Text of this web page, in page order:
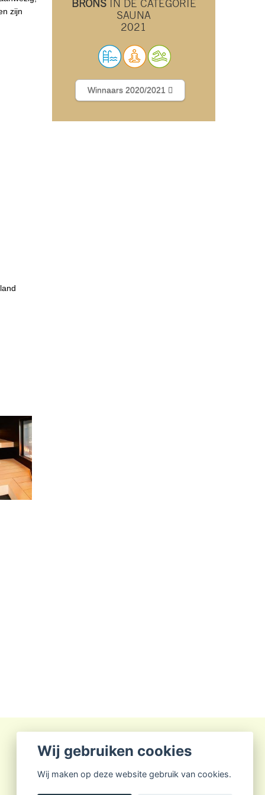
zijn
BRONSIN DE CATEGORIE
SAUNA
2021
Winnaars 2020/2021
Wij gebruiken cookies
Wij maken op deze website gebruik van cookies.